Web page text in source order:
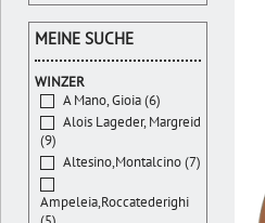
MEINE SUCHE
WINZER
A Mano, Gioia (6)
Alois Lageder, Margreid
(9)
Altesino,Montalcino (7)
Ampeleia,Roccatederighi